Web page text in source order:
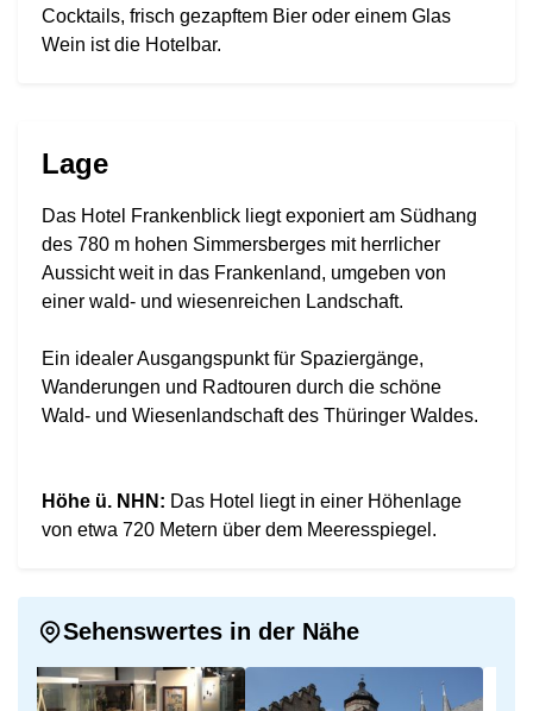
Cocktails, frisch gezapftem Bier oder einem Glas
Wein ist die Hotelbar.
Lage
Das Hotel Frankenblick liegt exponiert am Südhang
des 780 m hohen Simmersberges mit herrlicher
Aussicht weit in das Frankenland, umgeben von
einer wald- und wiesenreichen Landschaft.
Ein idealer Ausgangspunkt für Spaziergänge,
Wanderungen und Radtouren durch die schöne
Wald- und Wiesenlandschaft des Thüringer Waldes.
Höhe ü. NHN: Das Hotel liegt in einer Höhenlage
von etwa 720 Metern über dem Meeresspiegel.
Sehenswertes in der Nähe